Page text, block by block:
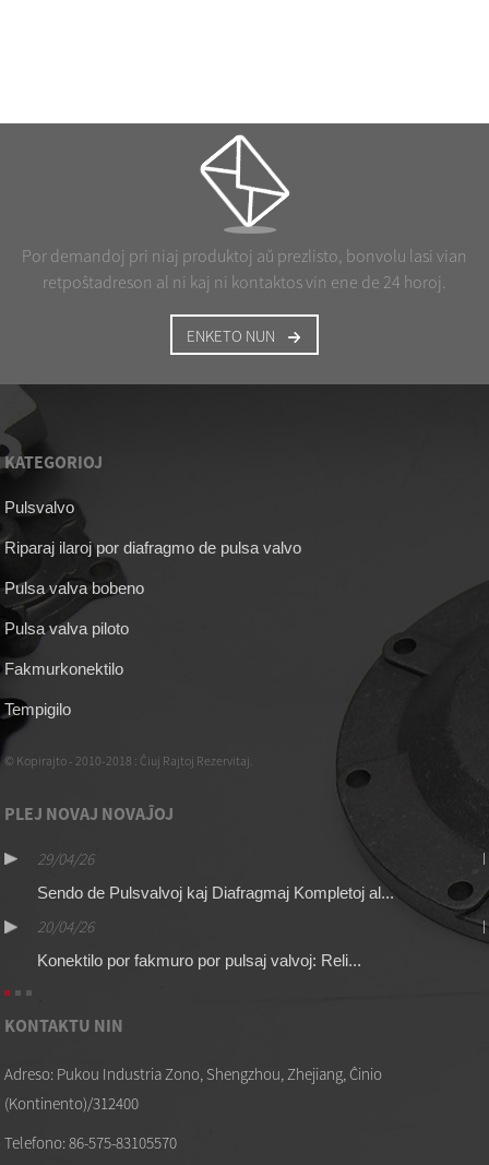
Por demandoj pri niaj produktoj aŭ prezlisto, bonvolu lasi vian
retpoŝtadreson al ni kaj ni kontaktos vin ene de 24 horoj.
ENKETO NUN
KATEGORIOJ
Pulsvalvo
Riparaj ilaroj por diafragmo de pulsa valvo
Pulsa valva bobeno
Pulsa valva piloto
Fakmurkonektilo
Tempigilo
© Kopirajto - 2010-2018 : Ĉiuj Rajtoj Rezervitaj.
PLEJ NOVAJ NOVAĴOJ
29/04/26
Sendo de Pulsvalvoj kaj Diafragmaj Kompletoj al...
20/04/26
Konektilo por fakmuro por pulsaj valvoj: Reli...
KONTAKTU NIN
Adreso: Pukou Industria Zono, Shengzhou, Zhejiang, Ĉinio
(Kontinento)/312400
Telefono: 86-575-83105570